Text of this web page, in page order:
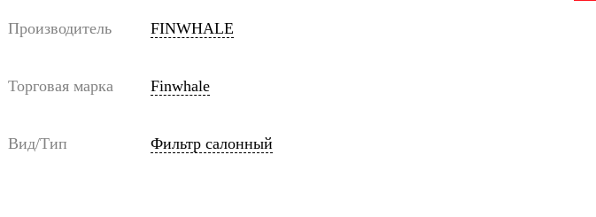
Производитель FINWHALE
Торговая марка Finwhale
Вид/Тип Фильтр салонный